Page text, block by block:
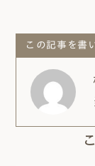
この記事を書